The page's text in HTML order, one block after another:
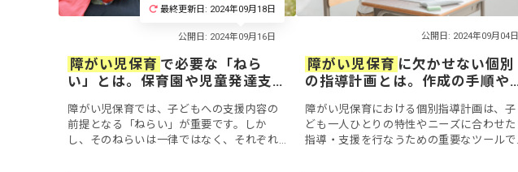
最終更新日: 2024年09月18日
障がい児保育 で必要な「ねら
い」とは。保育園や児童発達支
まとめ
障がい児保育では、子どもへの支援内容の
前提となる「ねらい」が重要です。しか
し、そのねらいは一律ではなく、それぞれ
公開日: 2024年09月04日
障がい児保育 に欠かせない個別
の指導計画とは。作成の手順や
障がい児保育における個別指導計画は、子
ども一人ひとりの特性やニーズに合わせた
指導・支援を行なうための重要なツールで